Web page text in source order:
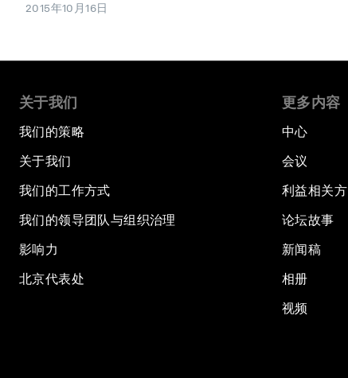
2015年10月16日
关于我们
我们的策略
关于我们
我们的工作方式
我们的领导团队与组织治理
影响力
北京代表处
更多内容
中心
会议
利益相关方
论坛故事
新闻稿
相册
视频